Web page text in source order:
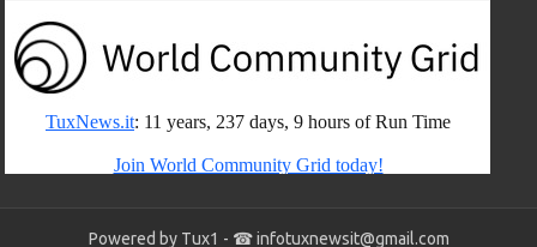
Powered by Tux1 - ☎infotuxnewsit@gmail.com